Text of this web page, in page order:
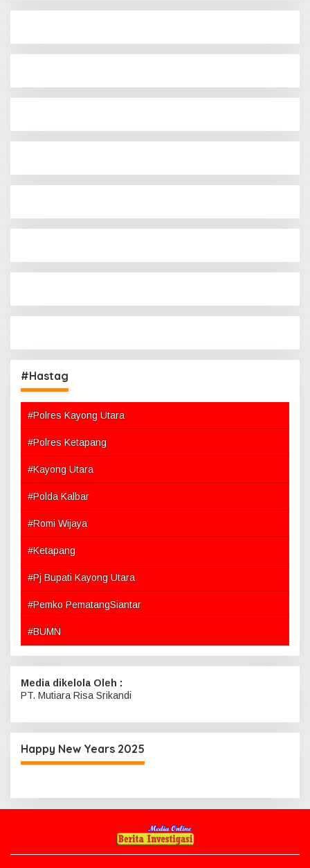
#Hastag
#Polres Kayong Utara
#Polres Ketapang
#Kayong Utara
#Polda Kalbar
#Romi Wijaya
#Ketapang
#Pj Bupati Kayong Utara
#Pemko PematangSiantar
#BUMN
Media dikelola Oleh :
PT. Mutiara Risa Srikandi
Happy New Years 2025